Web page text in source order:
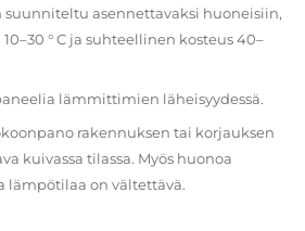
asennettavaksi huoneisiin,
° C ja suhteellinen kosteus 40–
lämmittimien läheisyydessä.
rakennuksen tai korjauksen
kuivassa tilassa. Myös huonoa
lämpötilaa on vältettävä.